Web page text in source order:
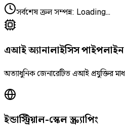
সর্বশেষ ক্রল সম্পন্ন: Loading...
এআই অ্যানালাইসিস পাইপলাইন
অত্যাধুনিক জেনারেটিভ এআই প্রযুক্তির
ইন্ডাস্ট্রিয়াল-স্কেল স্ক্র্যাপিং